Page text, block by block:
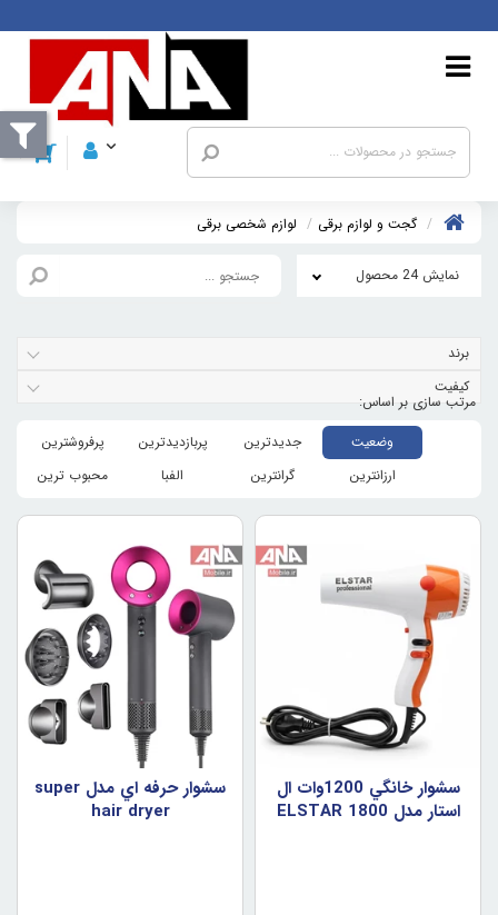
گجت و لوازم برقی لوازم شخصی برقی
نمایش 24 محصول
برند
کیفیت
وضعیت جدیدترین پربازدیدترین
پرفروشترین
ارزانترین
گرانترین الفبا محبوب ترین
سشوار خانگي 1200وات ال
استار مدل ELSTAR 1800
سشوار حرفه اي مدل super
hair dryer